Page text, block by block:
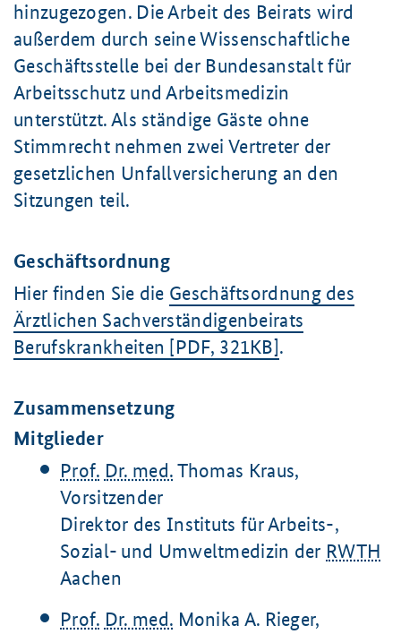
hinzugezogen. Die Arbeit des Beirats wird
außerdem durch seine Wissenschaftliche
Geschäftsstelle bei der Bundesanstalt für
Arbeitsschutz und Arbeitsmedizin
unterstützt. Als ständige Gäste ohne
Stimmrecht nehmen zwei Vertreter der
gesetzlichen Unfallversicherung an den
Sitzungen teil.
Geschäftsordnung
Hier finden Sie die Geschäftsordnung des
Ärztlichen Sachverständigenbeirats
Berufskrankheiten [PDF, 321KB].
Zusammensetzung
Mitglieder
Prof. Dr. med. Thomas Kraus,
Vorsitzender
Direktor des Instituts für Arbeits-,
Sozial- und Umweltmedizin der RWTH
Aachen
Prof. Dr. med. Monika A. Rieger,